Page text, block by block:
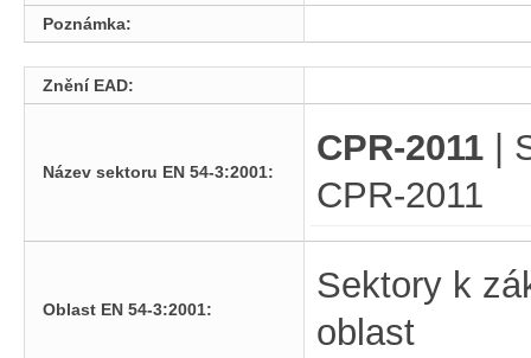
Poznámka:
Znění EAD:
Název sektoru EN 54-3:2001:
CPR-2011 |
CPR-2011
Oblast EN 54-3:2001:
Sektory k
oblast